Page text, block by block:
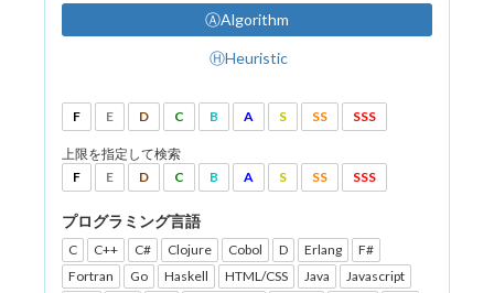
ⒶAlgorithm
ⒽHeuristic
F E D C B A S SS SSS
上限を指定して検索
F
E D C B A S SS SSS
プログラミング言語
C C++ C# Clojure Cobol D Erlang
F#
Fortran
Go Haskell HTML/CSS Java
Javascript